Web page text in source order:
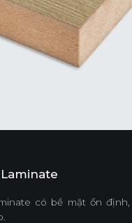
có bề mặt ổn